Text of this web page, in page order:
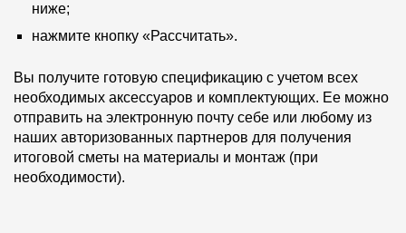
ниже;
нажмите кнопку «Рассчитать».
Вы получите готовую спецификацию с учетом всех
необходимых аксессуаров и комплектующих. Ее можно
отправить на электронную почту себе или любому из
наших авторизованных партнеров для получения
итоговой сметы на материалы и монтаж (при
необходимости).